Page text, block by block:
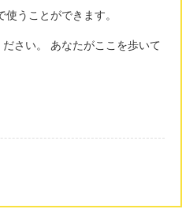
うことができます。
さい。 あなたがここを歩いて